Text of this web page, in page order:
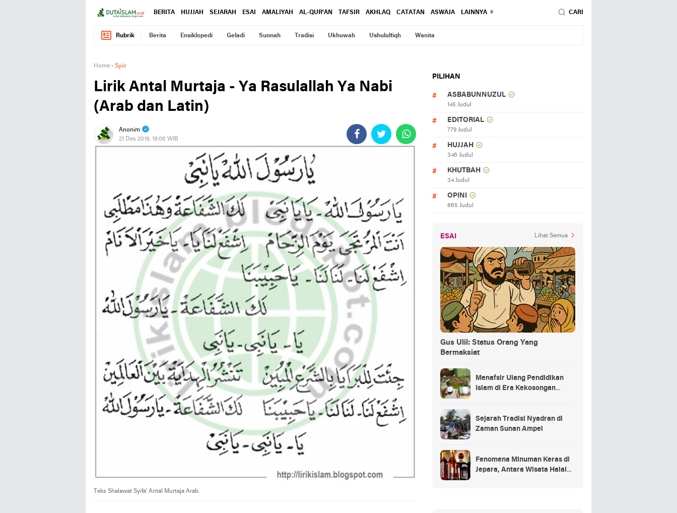
BERITA HUJJAH SEJARAH ESAI AMALIYAH AL-QUR'AN TAFSIR AKHLAQ CATATAN ASWAJA LAINNYA CARI
Rubrik Berita Ensiklopedi Geladi Sunnah Tradisi Ukhuwah Ushululfiqh Wanita
Home › Syiir
Lirik Antal Murtaja - Ya Rasulallah Ya Nabi
(Arab dan Latin)
Anonim
21 Des 2019, 19:06 WIB
Teks Shalawat Syifa' Antal Murtaja Arab.
PILIHAN
ASBABUNNUZUL
145 Judul
EDITORIAL
779 Judul
HUJJAH
346 Judul
KHUTBAH
34 Judul
OPINI
865 Judul
ESAI Lihat Semua
Gus Ulil: Status Orang Yang
Bermaksiat
Menafsir Ulang Pendidikan
Islam di Era Kekosongan
Sejarah Tradisi Nyadran di
Zaman Sunan Ampel
Fenomena Minuman Keras di
Jepara, Antara Wisata Halal